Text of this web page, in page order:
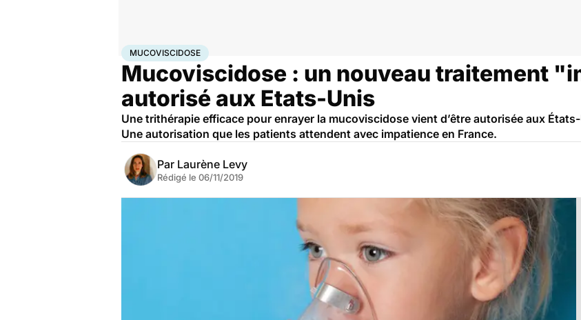
AccueilSantéMucoviscidose
MUCOVISCIDOSE
Mucoviscidose : un nouveau traitement
autorisé aux Etats-Unis
Une trithérapie efficace pour enrayer la mucoviscidose vient d’être autorisée aux
Une autorisation que les patients attendent avec impatience en France.
Par Laurène Levy
Rédigé le 06/11/2019